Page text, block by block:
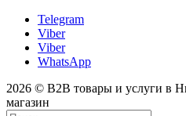
Telegram
Viber
Viber
WhatsApp
2026 © B2B товары и услуги в
магазин